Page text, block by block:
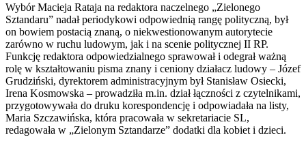
Wybór Macieja Rataja na redaktora naczelnego „Zielonego
Sztandaru” nadał periodykowi odpowiednią rangę polityczną, był
on bowiem postacią znaną, o niekwestionowanym autorytecie
zarówno w ruchu ludowym, jak i na scenie politycznej II RP.
Funkcję redaktora odpowiedzialnego sprawował i odegrał ważną
rolę w kształtowaniu pisma znany i ceniony działacz ludowy – Józef
Grudziński, dyrektorem administracyjnym był Stanisław Osiecki,
Irena Kosmowska – prowadziła m.in. dział łączności z czytelnikami,
przygotowywała do druku korespondencję i odpowiadała na listy,
Maria Szczawińska, która pracowała w sekretariacie SL,
redagowała w „Zielonym Sztandarze” dodatki dla kobiet i dzieci.